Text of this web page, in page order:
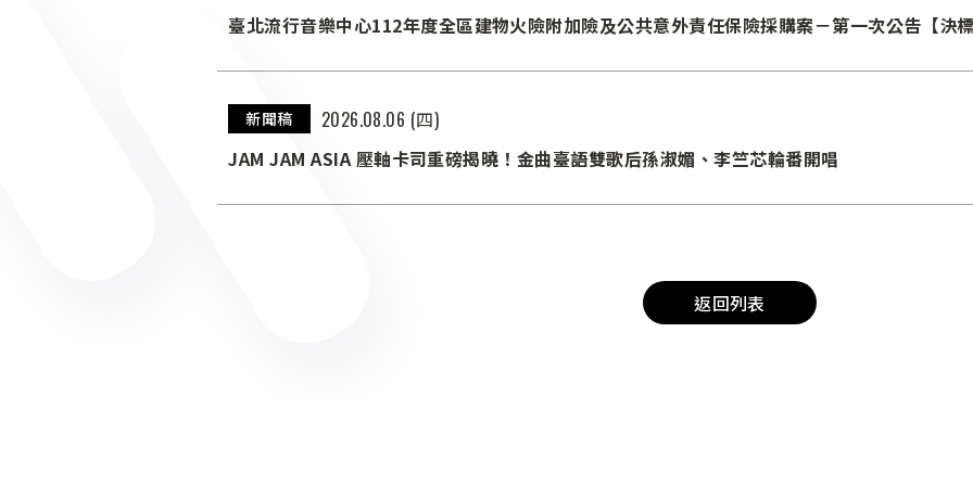
臺北流行音樂中心112年度全區建物火險附加險及公共意外責任保險採購案－第一次公告【決
新聞稿
2026.08.06 (四)
JAM JAM ASIA 壓軸卡司重磅揭曉！金曲臺語雙歌后孫淑媚、李竺芯輪番開唱
返回列表